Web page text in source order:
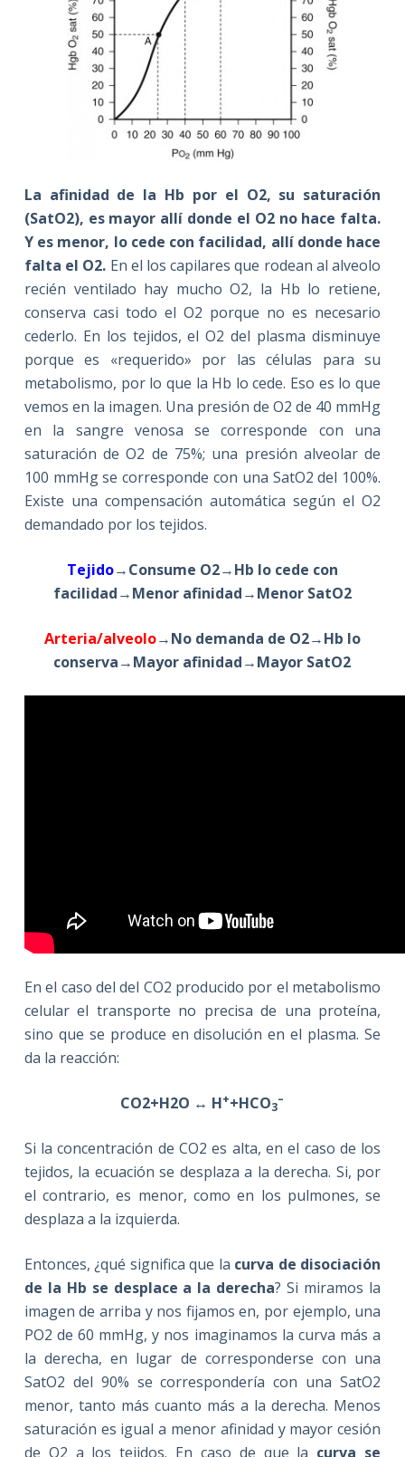
La afinidad de la Hb por el O2, su saturación
(SatO2), es mayor allí donde el O2 no hace falta.
Y es menor, lo cede con facilidad, allí donde hace
falta el O2. En el los capilares que rodean al alveolo
recién ventilado hay mucho O2, la Hb lo retiene,
conserva casi todo el O2 porque no es necesario
cederlo. En los tejidos, el O2 del plasma disminuye
porque es «requerido» por las células para su
metabolismo, por lo que la Hb lo cede. Eso es lo que
vemos en la imagen. Una presión de O2 de 40 mmHg
en la sangre venosa se corresponde con una
saturación de O2 de 75%; una presión alveolar de
100 mmHg se corresponde con una SatO2 del 100%.
Existe una compensación automática según el O2
demandado por los tejidos.
Tejido→Consume O2→Hb lo cede con
facilidad→Menor afinidad→Menor SatO2
Arteria/alveolo→No demanda de O2→Hb lo
conserva→Mayor afinidad→Mayor SatO2
En el caso del del CO2 producido por el metabolismo
celular el transporte no precisa de una proteína,
sino que se produce en disolución en el plasma. Se
da la reacción:
CO2+H2O ↔ H++HCO3
–
Si la concentración de CO2 es alta, en el caso de los
tejidos, la ecuación se desplaza a la derecha. Si, por
el contrario, es menor, como en los pulmones, se
desplaza a la izquierda.
Entonces, ¿qué significa que la curva de disociación
de la Hb se desplace a la derecha? Si miramos la
imagen de arriba y nos fijamos en, por ejemplo, una
PO2 de 60 mmHg, y nos imaginamos la curva más a
la derecha, en lugar de corresponderse con una
SatO2 del 90% se correspondería con una SatO2
menor, tanto más cuanto más a la derecha. Menos
saturación es igual a menor afinidad y mayor cesión
de O2 a los tejidos. En caso de que la curva se